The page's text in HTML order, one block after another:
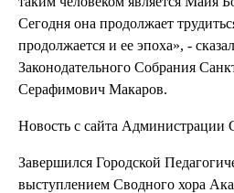
Сегодня она продолжает
продолжается и ее эпоха», -
Законодательного Собрания
Серафимович Макаров.
Новость с сайта Администрации
Завершился Городской
выступлением Сводного хора